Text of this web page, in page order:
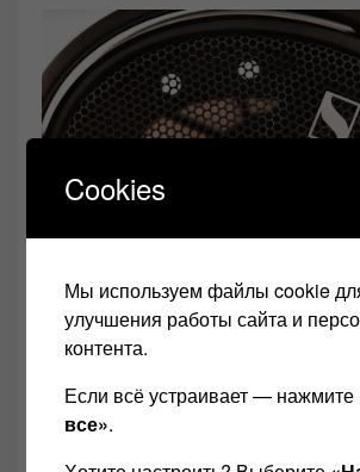
HD_660S
Конечно, Sennheiser HD
полностью открытые
получаете очень
Cookies
Мы используем файлы cookie
улучшения работы сайта и
контента.
Если всё устраивает — нажмите
все».